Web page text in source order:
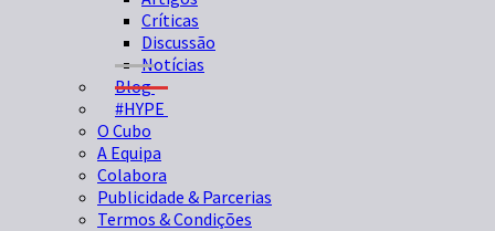
Críticas
Discussão
Notícias
Blog
#HYPE
O Cubo
A Equipa
Colabora
Publicidade & Parcerias
Termos & Condições